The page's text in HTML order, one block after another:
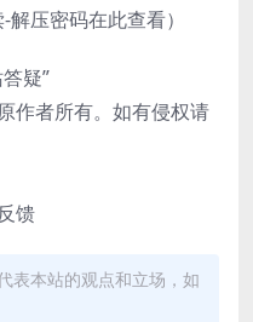
压密码在此查看）
疑”
者所有。如有侵权请
馈
表本站的观点和立场，如